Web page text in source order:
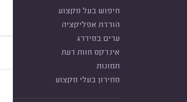
חיפוש בעל מקצוע
הורדת אפליקציה
ערים במידרג
אינדקס חוות דעת
תמונות
מחירון בעלי מקצוע